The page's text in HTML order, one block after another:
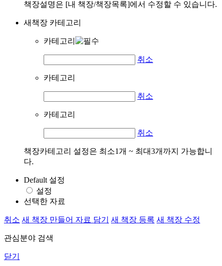
책장설명은 [내 책장/책장목록]에서 수정할 수 있습니다.
새책장 카테고리
카테고리
취소
카테고리
취소
카테고리
취소
책장카테고리 설정은 최소1개 ~ 최대3개까지 가능합니
다.
Default 설정
설정
선택한 자료
취소 새 책장 만들어 자료 담기 새 책장 등록 새 책장 수정
관심분야 검색
닫기